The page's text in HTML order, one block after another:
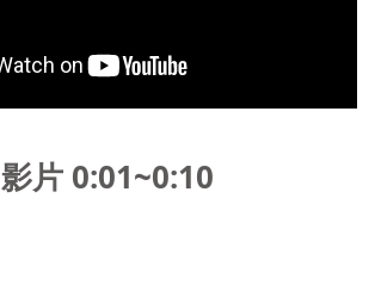
影片 0:01~0:10